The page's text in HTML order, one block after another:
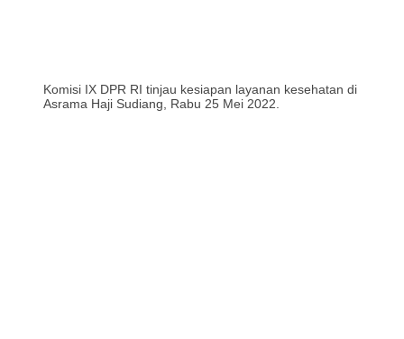
Komisi IX DPR RI tinjau kesiapan layanan kesehatan di
Asrama Haji Sudiang, Rabu 25 Mei 2022.